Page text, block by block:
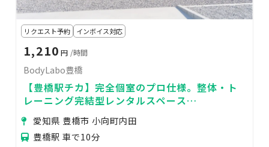
リクエスト予約 インボイス対応
1,210 円 /時間
BodyLabo豊橋
【豊橋駅チカ】完全個室のプロ仕様。整体・ト
レーニング完結型レンタルスペース
「BodyLabo豊橋」
愛知県 豊橋市 小向町内田
豊橋駅 車で10分